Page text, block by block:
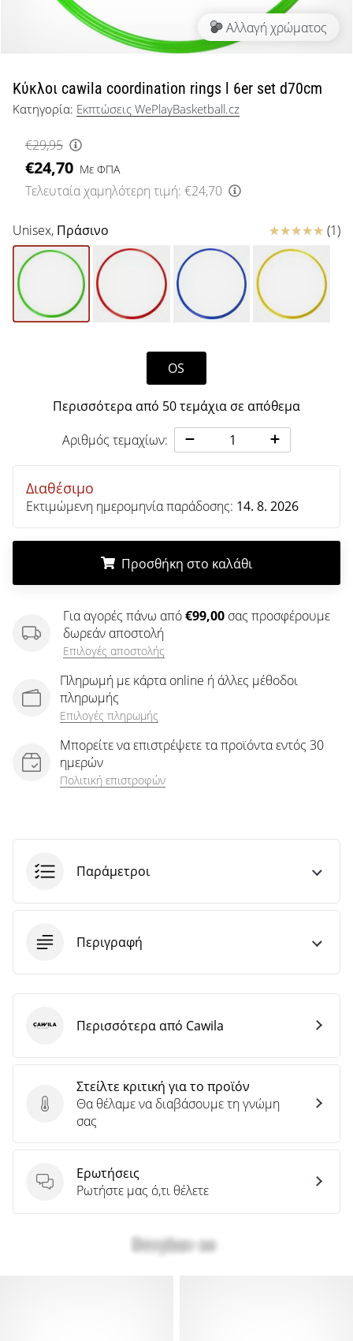
μπάσκετ
μπάσκετ
όπως
εμείς;
μαζί
μας
ως
πρεσβευτής
μάρκας
μας.
Εμφάνιση
Αλλαγή χρώματος
Κύκλοι cawila coordination rings l 6er set d70cm
Κατηγορία: Εκπτώσεις WePlayBasketball.cz
€29,95
€24,70 Με ΦΠΑ
Τελευταία χαμηλότερη τιμή: €24,70
Unisex, Πράσινο Κριτικές (1)
OS
Περισσότερα από 50 τεμάχια σε απόθεμα
Αριθμός τεμαχίων:
Διαθέσιμο
Εκτιμώμενη ημερομηνία παράδοσης: 14. 8. 2026
Προσθήκη στο καλάθι
Για αγορές πάνω από€99,00 σας προσφέρουμε
δωρεάν αποστολή
Επιλογές αποστολής
Πληρωμή με κάρτα online ή άλλες μέθοδοι
πληρωμής
Επιλογές πληρωμής
Μπορείτε να επιστρέψετε τα προϊόντα εντός 30
ημερών
Πολιτική επιστροφών
Παράμετροι
Περιγραφή
Στείλτε κριτική για το προϊόν
Στείλτε κριτική για το προϊόν
Θα θέλαμε να διαβάσουμε τη γνώμη
σας
Ερωτήσεις
Ερωτήσεις
Ρωτήστε μας ό,τι θέλετε
CawilaΠερισσότερα από Cawila